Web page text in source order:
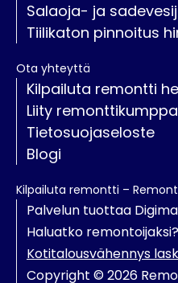
Salaoja- ja
Tiilikaton pinnoitus
Ota yhteyttä
Kilpailuta remontti
Liity
Tietosuojaseloste
Blogi
Kilpailuta remontti –
Palvelun tuottaa
Haluatko remontoijaksi?
Kotitalousvähennys
Copyright © 2026